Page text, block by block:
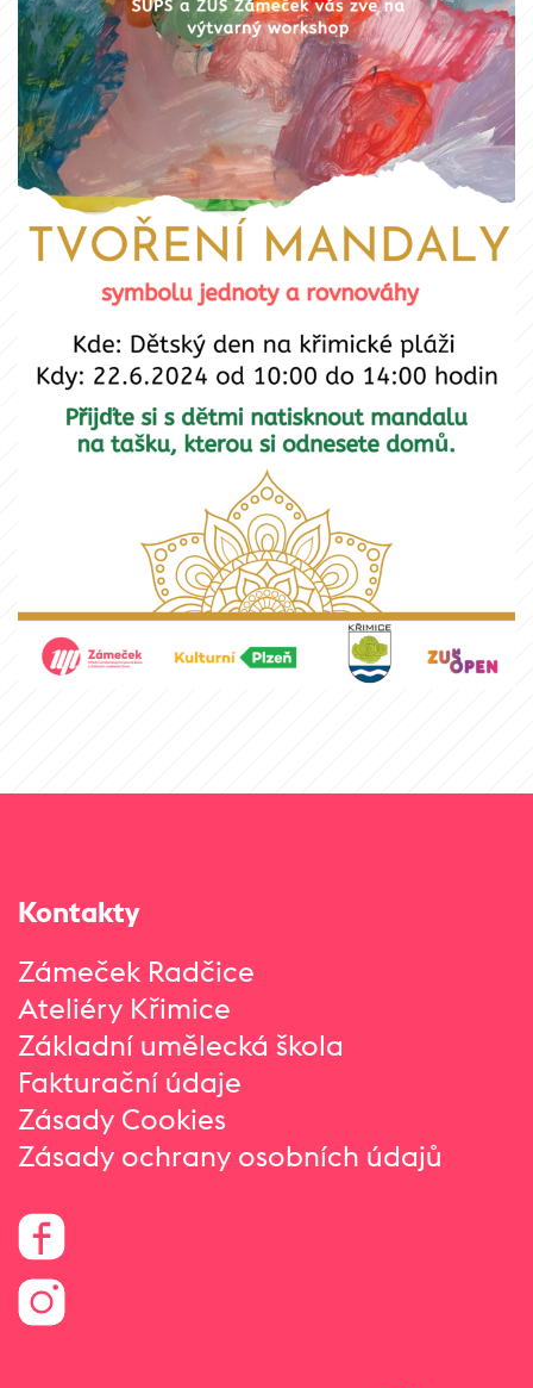
Kontakty
Zámeček Radčice
Ateliéry Křimice
Základní umělecká škola
Fakturační údaje
Zásady Cookies
Zásady ochrany osobních údajů